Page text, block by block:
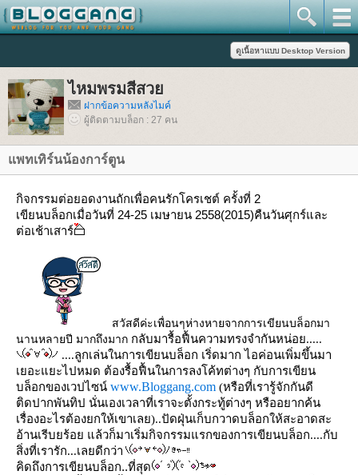
ไหมพรมสีสว
ฝากข้อความหลังไมค์
ผู้ติดตามบล็อก : 27 คน
พทเทิร์นน้องการ์ตูน
กิจกรรมต่อยอดงานถักเพื่อคนรักโครเชต์ ครั้งที่ 2
เขียนบล็อกเมื่อวันที่ 24-25 เมษายน 2558(2015)คืนวันศุกร์และ
ต่อเช้าเสาร์
สวัสดีค่ะเพื่อนๆห่างหายจากการเขียนบล็อกมา
นานหลายปี มากถึงมาก กลับมารื้อฟื้นความทรงจำกันหน่อย.....
....ลูกเล่นในการเขียนบล็อก เริ่ดมาก ไอค่อนเพิ่มขึ้นมา
เยอะแยะไปหมด ต้องรื้อฟื้นในการลงโค้ทต่างๆ กับการเขียน
บล็อกของเวปไซน์ www.Bloggang.com (หรือที่เรารู้จักกันดี
ติดปากพันทิป นั่นเองเวลาที่เราจะตั้งกระทู้ต่างๆ หรืออยากค้น
เรื่องอะไรต้องยกให้เขาเลย)..ปัดฝุ่นเก็บกวาดบล็อกให้สะอาดสะ
อ้านเรีบยร้อย แล้วก็มาเริ่มกิจกรรมแรกของการเขียนบล็อก....กับ
สิ่งที่เรารัก...เลยดีกว่า
คิดถึงการเขียนบล็อก..ที่สุด